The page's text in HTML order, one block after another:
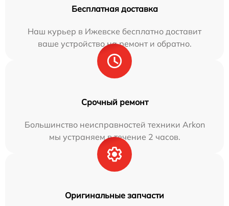
Бесплатная доставка
Наш курьер в Ижевске бесплатно доставит
ваше устройство на ремонт и обратно.
Срочный ремонт
Большинство неисправностей техники Arkon
мы устраняем в течение 2 часов.
Оригинальные запчасти